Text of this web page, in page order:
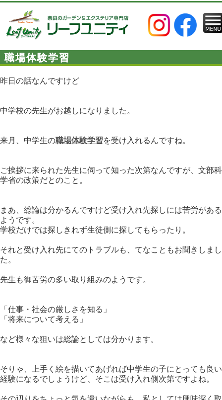
職場体験学習
昨日の話なんですけど
中学校の先生がお越しになりました。
来月、中学生の職場体験学習を受け入れるんですね。
ご挨拶に来られた先生に伺って知った次第なんですが、文部科
学省の政策だとのこと。
まあ、総論は分かるんですけど受け入れ先探しには苦労がある
ようです。
学校だけでは探しきれず生徒側に探してもらったり。
それと受け入れ先にてのトラブルも、てなこともお聞きしまし
た。
先生も御苦労の多い取り組みのようです。
「仕事・社会の厳しさを知る」
「将来について考える」
など様々な狙いは総論としては分かります。
そりゃ、上手く絵を描いてあげれば中学生の子にとっても良い
経験になるでしょうけど、そこは受け入れ側次第ですよね。